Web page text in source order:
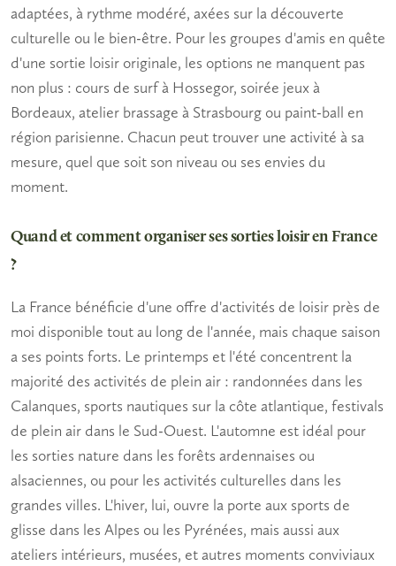
adaptées, à rythme modéré, axées sur la découverte
culturelle ou le bien-être. Pour les groupes d'amis en quête
d'une sortie loisir originale, les options ne manquent pas
non plus : cours de surf à Hossegor, soirée jeux à
Bordeaux, atelier brassage à Strasbourg ou paint-ball en
région parisienne. Chacun peut trouver une activité à sa
mesure, quel que soit son niveau ou ses envies du
moment.
Quand et comment organiser ses sorties loisir en France
?
La France bénéficie d'une offre d'activités de loisir près de
moi disponible tout au long de l'année, mais chaque saison
a ses points forts. Le printemps et l'été concentrent la
majorité des activités de plein air : randonnées dans les
Calanques, sports nautiques sur la côte atlantique, festivals
de plein air dans le Sud-Ouest. L'automne est idéal pour
les sorties nature dans les forêts ardennaises ou
alsaciennes, ou pour les activités culturelles dans les
grandes villes. L'hiver, lui, ouvre la porte aux sports de
glisse dans les Alpes ou les Pyrénées, mais aussi aux
ateliers intérieurs, musées, et autres moments conviviaux